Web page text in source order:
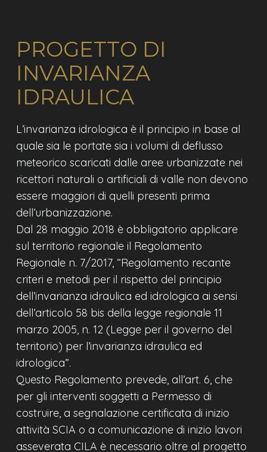
PROGETTO DI
INVARIANZA
IDRAULICA
L’invarianza idrologica è il principio in base al
quale sia le portate sia i volumi di deflusso
meteorico scaricati dalle aree urbanizzate nei
ricettori naturali o artificiali di valle non devono
essere maggiori di quelli presenti prima
dell’urbanizzazione.
Dal 28 maggio 2018 è obbligatorio applicare
sul territorio regionale il Regolamento
Regionale n. 7/2017, “Regolamento recante
criteri e metodi per il rispetto del principio
dell’invarianza idraulica ed idrologica ai sensi
dell’articolo 58 bis della legge regionale 11
marzo 2005, n. 12 (Legge per il governo del
territorio) per l’invarianza idraulica ed
idrologica”.
Questo Regolamento prevede, all’art. 6, che
per gli interventi soggetti a Permesso di
costruire, a segnalazione certificata di inizio
attività SCIA o a comunicazione di inizio lavori
asseverata CILA è necessario oltre al progetto